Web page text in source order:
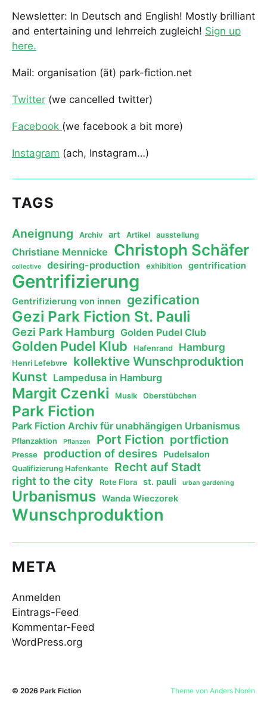
Newsletter: In Deutsch and English! Mostly brilliant
and entertaining und lehrreich zugleich! Sign up
here.
Mail: organisation (ät) park-fiction.net
Twitter (we cancelled twitter)
Facebook (we facebook a bit more)
Instagram (ach, Instagram…)
TAGS
Aneignung Archiv art Artikel ausstellung
Christiane Mennicke Christoph Schäfer
collective desiring-production exhibition gentrification
Gentrifizierung
Gentrifizierung von innen gezification
Gezi Park Fiction St. Pauli
Gezi Park Hamburg Golden Pudel Club
Golden Pudel Klub Hafenrand Hamburg
Henri Lefebvre kollektive Wunschproduktion
Kunst Lampedusa in Hamburg
Margit Czenki Musik Oberstübchen
Park Fiction
Park Fiction Archiv für unabhängigen Urbanismus
Pflanzaktion Pflanzen Port Fiction portfiction
Presse production of desires Pudelsalon
Qualifizierung Hafenkante Recht auf Stadt
right to the city Rote Flora st. pauli urban gardening
Urbanismus Wanda Wieczorek
Wunschproduktion
META
Anmelden
Eintrags-Feed
Kommentar-Feed
WordPress.org
© 2026 Park Fiction Theme von Anders Norén